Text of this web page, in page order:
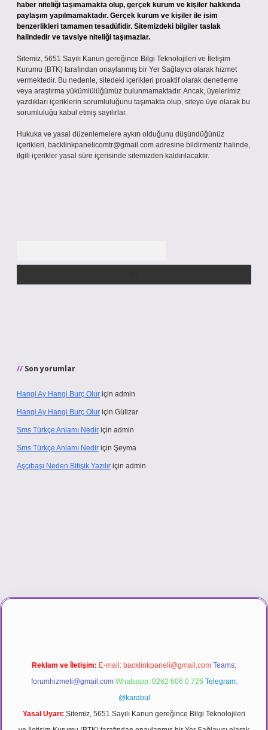
haber niteliği taşımamakta olup, gerçek kurum ve kişiler hakkında
paylaşım yapılmamaktadır. Gerçek kurum ve kişiler ile isim
benzerlikleri tamamen tesadüfidir. Sitemizdeki bilgiler taslak
halindedir ve tavsiye niteliği taşımazlar.
Sitemiz, 5651 Sayılı Kanun gereğince Bilgi Teknolojileri ve İletişim
Kurumu (BTK) tarafından onaylanmış bir Yer Sağlayıcı olarak hizmet
vermektedir. Bu nedenle, sitedeki içerikleri proaktif olarak denetleme
veya araştırma yükümlülüğümüz bulunmamaktadır. Ancak, üyelerimiz
yazdıkları içeriklerin sorumluluğunu taşımakta olup, siteye üye olarak bu
sorumluluğu kabul etmiş sayılırlar.
Hukuka ve yasal düzenlemelere aykırı olduğunu düşündüğünüz
içerikleri, backlinkpanelicomtr@gmail.com adresine bildirmeniz halinde,
ilgili içerikler yasal süre içerisinde sitemizden kaldırılacaktır.
Son yorumlar
Hangi Ay Hangi Burç Olur için admin
Hangi Ay Hangi Burç Olur için Gülizar
Sms Türkçe Anlamı Nedir için admin
Sms Türkçe Anlamı Nedir için Şeyma
Aşçıbaşı Neden Bitişik Yazılır için admin
Reklam ve İletişim: E-mail: backlinkpaneli@gmail.com Teams:
forumhizmeti@gmail.com Whatsapp: 0262 606 0 726 Telegram:
@karabul
Yasal Uyarı: Sitemiz, 5651 Sayılı Kanun gereğince Bilgi Teknolojileri